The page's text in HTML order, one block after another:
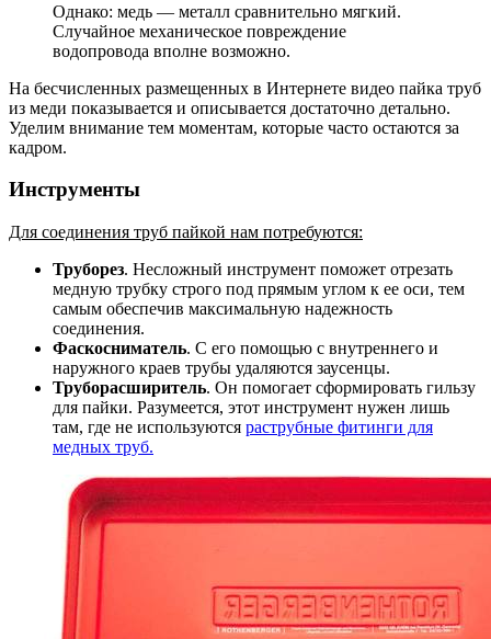
Однако: медь — металл сравнительно мягкий.
Случайное механическое повреждение
водопровода вполне возможно.
На бесчисленных размещенных в Интернете видео пайка труб
из меди показывается и описывается достаточно детально.
Уделим внимание тем моментам, которые часто остаются за
кадром.
Инструменты
Для соединения труб пайкой нам потребуются:
Труборез. Несложный инструмент поможет отрезать
медную трубку строго под прямым углом к ее оси, тем
самым обеспечив максимальную надежность
соединения.
Фаскосниматель. С его помощью с внутреннего и
наружного краев трубы удаляются заусенцы.
Труборасширитель. Он помогает сформировать гильзу
для пайки. Разумеется, этот инструмент нужен лишь
там, где не используются раструбные фитинги для
медных труб.